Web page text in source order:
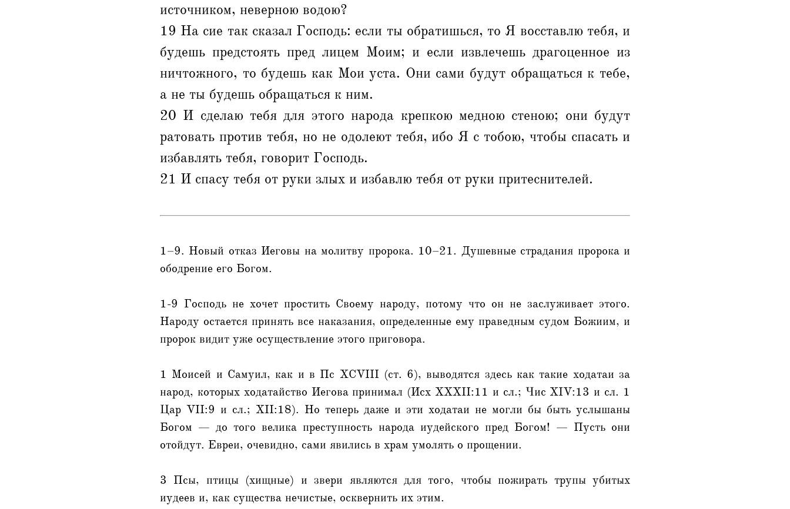
источником, неверною водою?
19 На сие так сказал Господь: если ты обратишься, то Я восставлю тебя, и
будешь предстоять пред лицем Моим; и если извлечешь драгоценное из
ничтожного, то будешь как Мои уста. Они сами будут обращаться к тебе,
а не ты будешь обращаться к ним.
20 И сделаю тебя для этого народа крепкою медною стеною; они будут
ратовать против тебя, но не одолеют тебя, ибо Я с тобою, чтобы спасать и
избавлять тебя, говорит Господь.
21 И спасу тебя от руки злых и избавлю тебя от руки притеснителей.
1–9. Новый отказ Иеговы на молитву пророка. 10–21. Душевные страдания пророка и
ободрение его Богом.
1-9 Господь не хочет простить Своему народу, потому что он не заслуживает этого.
Народу остается принять все наказания, определенные ему праведным судом Божиим, и
пророк видит уже осуществление этого приговора.
1 Моисей и Самуил, как и в Пс XCVIII (ст. 6), выводятся здесь как такие ходатаи за
народ, которых ходатайство Иегова принимал (Исх XXXII:11 и сл.; Чис XIV:13 и сл. 1
Цар VII:9 и сл.; XII:18). Но теперь даже и эти ходатаи не могли бы быть услышаны
Богом — до того велика преступность народа иудейского пред Богом! — Пусть они
отойдут. Евреи, очевидно, сами явились в храм умолять о прощении.
3 Псы, птицы (хищные) и звери являются для того, чтобы пожирать трупы убитых
иудеев и, как существа нечистые, осквернить их этим.